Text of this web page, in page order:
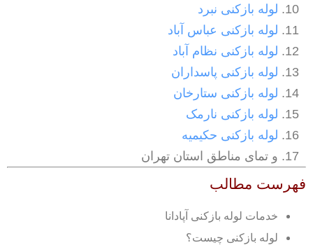
لوله بازکنی نبرد
لوله بازکنی عباس آباد
لوله بازکنی نظام آباد
لوله بازکنی پاسداران
لوله بازکنی ستارخان
لوله بازکنی نارمک
لوله بازکنی حکیمیه
و تمای مناطق استان تهران
فهرست مطالب
خدمات لوله بازکنی آپادانا
لوله بازکنی چیست؟